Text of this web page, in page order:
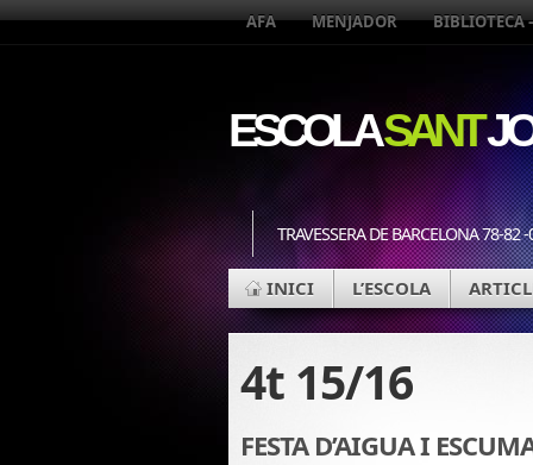
AFA MENJADOR BIBLIOTECA
ESCOLASANT
TRAVESSERA DE BARCELONA 78-82
INICI L’ESCOLA
4t 15/16
FESTA D’AIGUA I